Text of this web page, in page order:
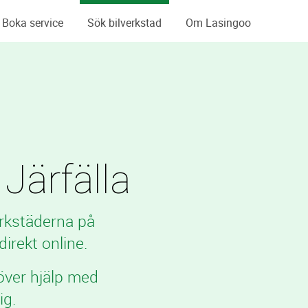
Boka service Sök bilverkstad Om Lasingoo
på
online.
hjälp med